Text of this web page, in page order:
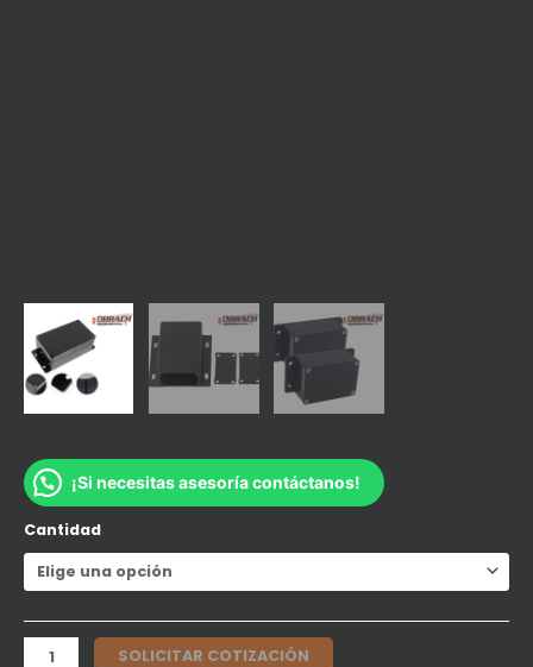
¡Si necesitas asesoría contáctanos!
Cantidad
SOLICITAR COTIZACIÓN